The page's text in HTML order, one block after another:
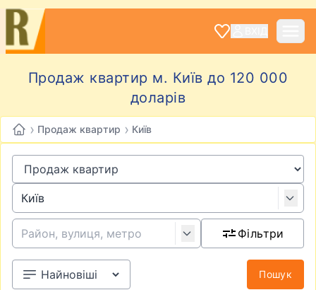
Продаж квартир м. Київ до 120 000
доларів
› Продаж квартир › Київ
Фільтри
Пошук